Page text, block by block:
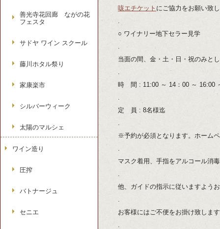
咳エチケット にご協力をお願い致
.
○ ワイナリー地下セラー見学
.
当面の間、金・土・日・祝のみと
.
時 間 : 11:00 ～ 14：00 ～ 16:00
.
定 員 : 8名様迄
.
※予約が必須となります。ホーム
.
マスク着用、手指をアルコール消
.
他、ガイドの指示に従いますよう
.
お客様にはご不便をお掛け致しま
.
善光寺花回廊 ながの花
フェスタ
サドヤ ワイン スクール
藤川ホタル祭り
家康楽市
シルバーウィーク
太陽のマルシェ
ワイン造り
圧搾
バトナージュ
セニエ